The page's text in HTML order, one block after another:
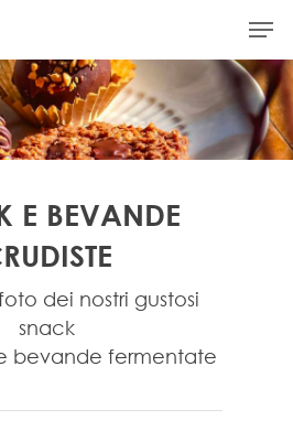
or ESC to close
E BEVANDE
dei nostri gustosi
snack
bevande fermentate